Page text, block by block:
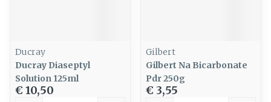
Ducray
Ducray Diaseptyl
Solution 125ml
€ 10,50
Gilbert
Gilbert Na Bicarbonate
Pdr 250g
€ 3,55